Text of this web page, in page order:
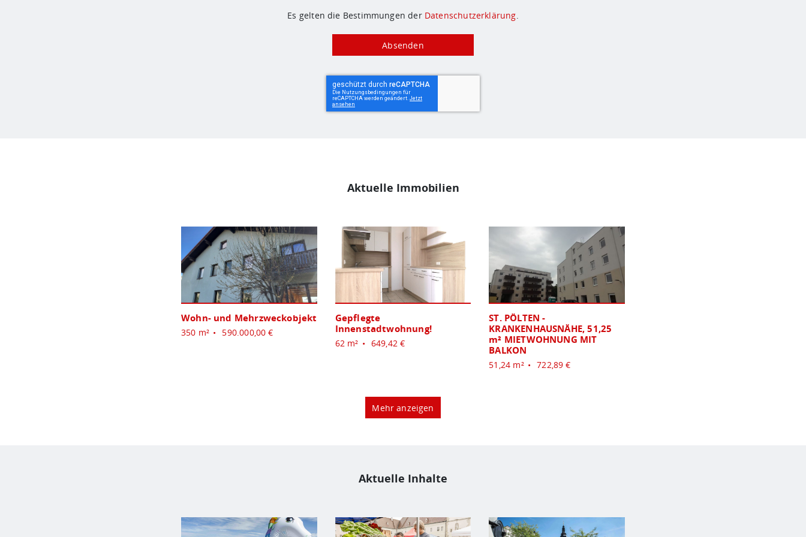
Es gelten die Bestimmungen der Datenschutzerklärung.
Aktuelle Immobilien
Wohn- und Mehrzweckobjekt
350 m² 590.000,00 €
Gepflegte
Innenstadtwohnung!
62 m² 649,42 €
ST. PÖLTEN -
KRANKENHAUSNÄHE, 51,25
m² MIETWOHNUNG MIT
BALKON
51,24 m² 722,89 €
Mehr anzeigen
Aktuelle Inhalte